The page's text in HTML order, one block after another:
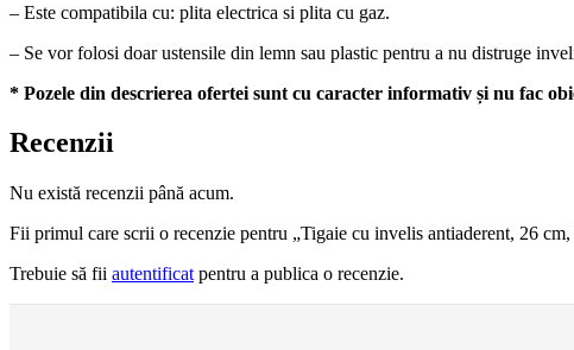
– Este compatibila cu: plita electrica si plita cu gaz.
– Se vor folosi doar ustensile din lemn sau plastic pentru a nu distruge
* Pozele din descrierea ofertei sunt cu caracter informativ și nu fac
Recenzii
Nu există recenzii până acum.
Fii primul care scrii o recenzie pentru „Tigaie cu invelis antiaderent, 26
Trebuie să fii autentificat pentru a publica o recenzie.